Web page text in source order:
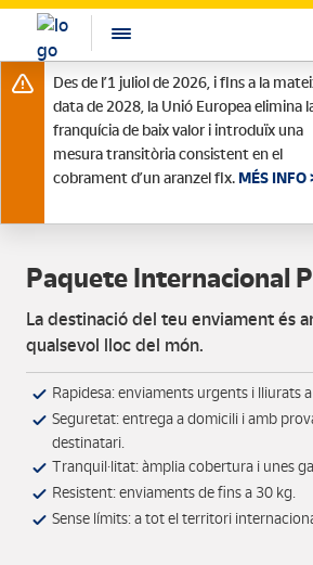
Des de l’1 juliol de 2026, i fins a la
data de 2028, la Unió Europea elimina
franquícia de baix valor i introduïx una
mesura transitòria consistent en el
cobrament d’un aranzel fix. MÉS INFO
Paquete Internacional
La destinació del teu enviament és
qualsevol lloc del món.
Rapidesa: enviaments urgents i lliurats
Seguretat: entrega a domicili i amb
destinatari.
Tranquil·litat: àmplia cobertura i unes
Resistent: enviaments de fins a 30 kg.
Sense límits: a tot el territori